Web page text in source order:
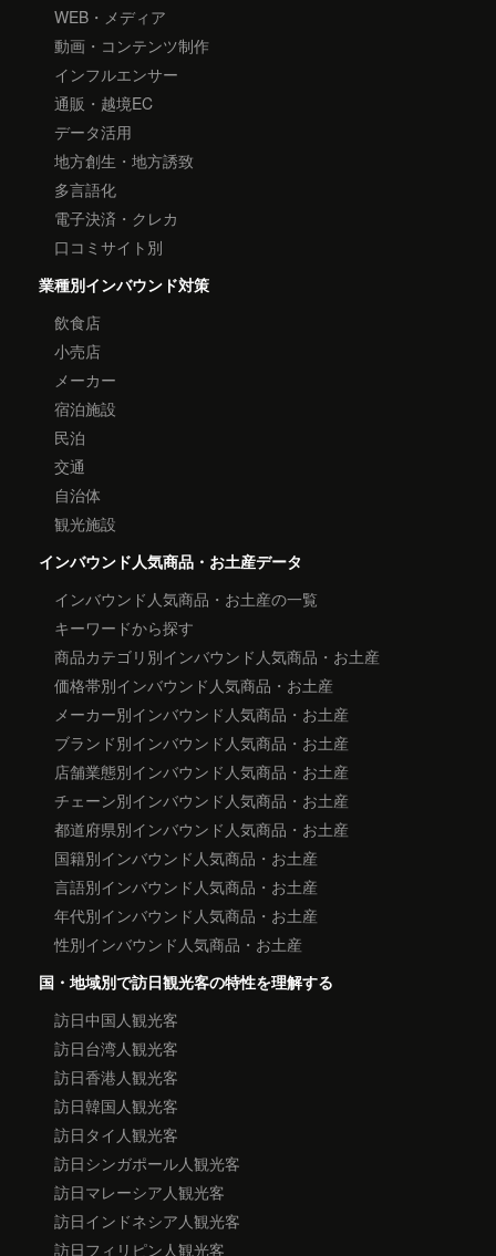
WEB・メディア
動画・コンテンツ制作
インフルエンサー
通販・越境EC
データ活用
地方創生・地方誘致
多言語化
電子決済・クレカ
口コミサイト別
業種別インバウンド対策
飲食店
小売店
メーカー
宿泊施設
民泊
交通
自治体
観光施設
インバウンド人気商品・お土産データ
インバウンド人気商品・お土産の一覧
キーワードから探す
商品カテゴリ別インバウンド人気商品・お土産
価格帯別インバウンド人気商品・お土産
メーカー別インバウンド人気商品・お土産
ブランド別インバウンド人気商品・お土産
店舗業態別インバウンド人気商品・お土産
チェーン別インバウンド人気商品・お土産
都道府県別インバウンド人気商品・お土産
国籍別インバウンド人気商品・お土産
言語別インバウンド人気商品・お土産
年代別インバウンド人気商品・お土産
性別インバウンド人気商品・お土産
国・地域別で訪日観光客の特性を理解する
訪日中国人観光客
訪日台湾人観光客
訪日香港人観光客
訪日韓国人観光客
訪日タイ人観光客
訪日シンガポール人観光客
訪日マレーシア人観光客
訪日インドネシア人観光客
訪日フィリピン人観光客